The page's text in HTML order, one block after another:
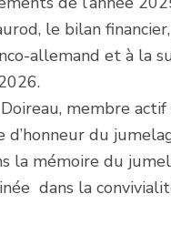
le bilan
allemand et à la
membre
du
la mémoire du
dans la